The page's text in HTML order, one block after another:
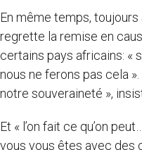
En même temps,
regrette la remise en
certains pays africains: «
nous ne ferons pas cela
notre souveraineté »,
Et « l’on fait ce qu’on
vous vous êtes avec des